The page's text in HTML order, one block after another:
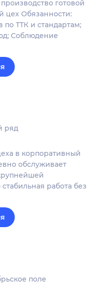
готовой
цех Обязанности:
ТТК и стандартам;
Соблюдение
ряд
в корпоративный
обслуживает
работа без
поле